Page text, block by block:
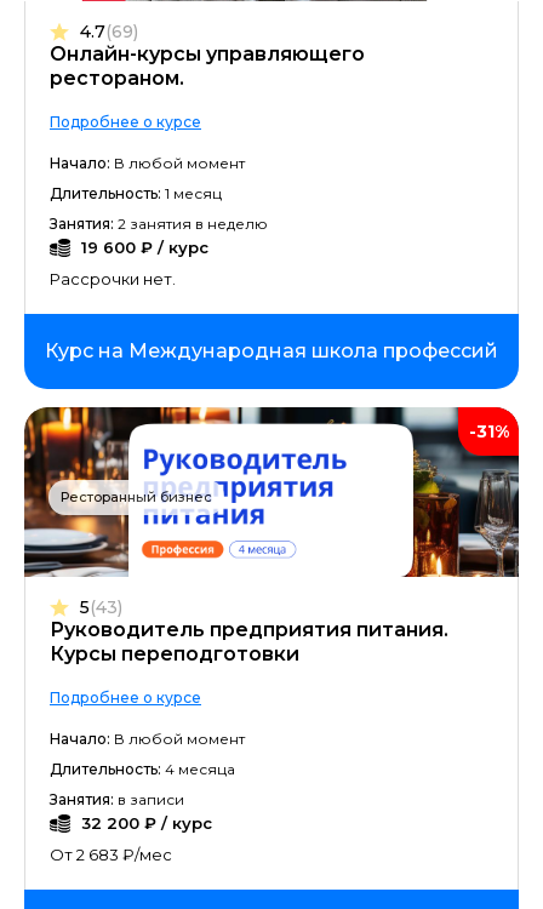
Онлайн-курсы управляющего
рестораном.
4.7(69)
Подробнее о курсе
Начало: В любой момент
Длительность: 1 месяц
Занятия: 2 занятия в неделю
19 600 ₽ / курс
Рассрочки нет.
Курс на Международная школа профессий
-31%
Ресторанный бизнес
Руководитель предприятия питания.
Курсы переподготовки
5(43)
Подробнее о курсе
Начало: В любой момент
Длительность: 4 месяца
Занятия: в записи
32 200 ₽ / курс
От 2 683 ₽/мес